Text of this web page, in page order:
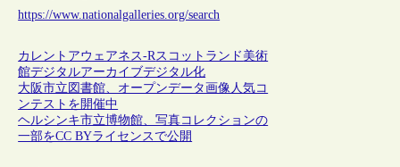
https://www.nationalgalleries.org/search
カレントアウェアネス-R スコットランド 美術
館デジタルアーカイブデジタル化
大阪市立図書館、オープンデータ画像人気コ
ンテストを開催中
ヘルシンキ市立博物館、写真コレクションの
一部をCC BYライセンスで公開